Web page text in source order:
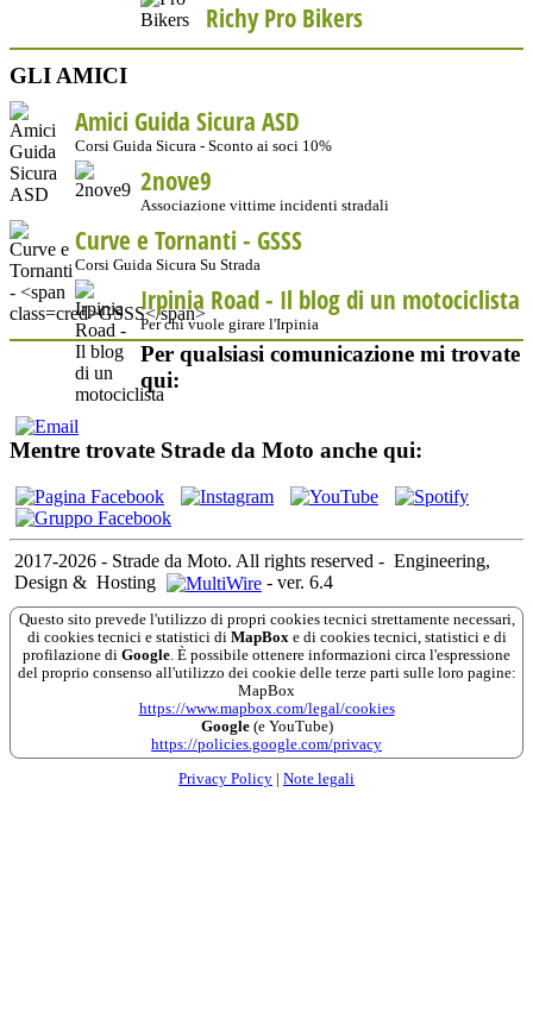
Richy Pro Bikers
GLI AMICI
Amici Guida Sicura ASD
Corsi Guida Sicura - Sconto ai soci 10%
2nove9
Associazione vittime incidenti stradali
Curve e Tornanti - GSSS
Corsi Guida Sicura Su Strada
Irpinia Road - Il blog di un motociclista
Per chi vuole girare l'Irpinia
Per qualsiasi comunicazione mi trovate
qui:
Mentre trovate Strade da Moto anche qui:
2017-2026 - Strade da Moto. All rights reserved - Engineering,
Design & Hosting - ver. 6.4
Questo sito prevede l'utilizzo di propri cookies tecnici strettamente necessari,
di cookies tecnici e statistici di MapBoxe di cookies tecnici, statistici e di
profilazione di Google. È possibile ottenere informazioni circa l'espressione
del proprio consenso all'utilizzo dei cookie delle terze parti sulle loro pagine:
MapBox
https://www.mapbox.com/legal/cookies
Google(e YouTube)
https://policies.google.com/privacy
Privacy Policy Note legali